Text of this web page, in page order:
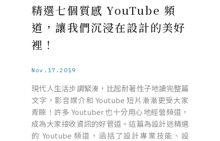
精選七個質感 YouTube 頻
道，讓我們沉浸在設計的美好
裡！
Nov.17.2019
現代人生活步調緊湊，比起耐著性子地讀完整篇
文字，影音媒介和 Youtube 短片漸漸更受大家
青睞！許多 Youtuber 也十分用心地經營頻道，
成為大家接收資訊的好管道。這篇為設計迷精選
的 Youtube 頻道，涵括了設計專業技能、設